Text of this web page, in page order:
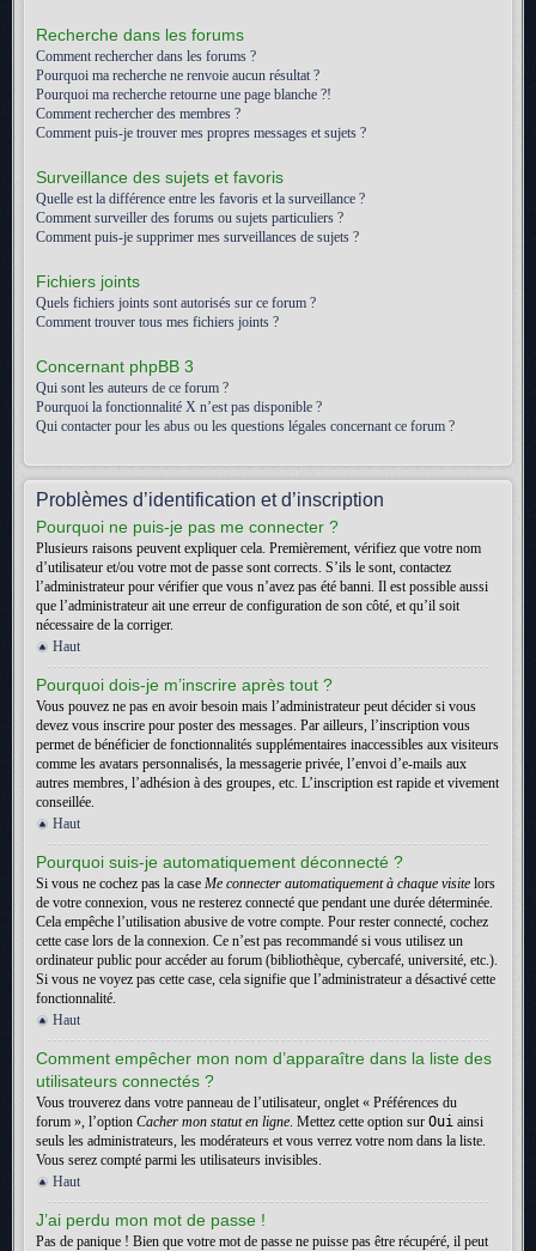
Recherche dans les forums
Comment rechercher dans les forums ?
Pourquoi ma recherche ne renvoie aucun résultat ?
Pourquoi ma recherche retourne une page blanche ?!
Comment rechercher des membres ?
Comment puis-je trouver mes propres messages et sujets ?
Surveillance des sujets et favoris
Quelle est la différence entre les favoris et la surveillance ?
Comment surveiller des forums ou sujets particuliers ?
Comment puis-je supprimer mes surveillances de sujets ?
Fichiers joints
Quels fichiers joints sont autorisés sur ce forum ?
Comment trouver tous mes fichiers joints ?
Concernant phpBB 3
Qui sont les auteurs de ce forum ?
Pourquoi la fonctionnalité X n’est pas disponible ?
Qui contacter pour les abus ou les questions légales concernant ce forum ?
Problèmes d’identification et d’inscription
Pourquoi ne puis-je pas me connecter ?
Plusieurs raisons peuvent expliquer cela. Premièrement, vérifiez que votre nom
d’utilisateur et/ou votre mot de passe sont corrects. S’ils le sont, contactez
l’administrateur pour vérifier que vous n’avez pas été banni. Il est possible aussi
que l’administrateur ait une erreur de configuration de son côté, et qu’il soit
nécessaire de la corriger.
Haut
Pourquoi dois-je m’inscrire après tout ?
Vous pouvez ne pas en avoir besoin mais l’administrateur peut décider si vous
devez vous inscrire pour poster des messages. Par ailleurs, l’inscription vous
permet de bénéficier de fonctionnalités supplémentaires inaccessibles aux visiteurs
comme les avatars personnalisés, la messagerie privée, l’envoi d’e-mails aux
autres membres, l’adhésion à des groupes, etc. L’inscription est rapide et vivement
conseillée.
Haut
Pourquoi suis-je automatiquement déconnecté ?
Si vous ne cochez pas la case Me connecter automatiquement à chaque visite lors
de votre connexion, vous ne resterez connecté que pendant une durée déterminée.
Cela empêche l’utilisation abusive de votre compte. Pour rester connecté, cochez
cette case lors de la connexion. Ce n’est pas recommandé si vous utilisez un
ordinateur public pour accéder au forum (bibliothèque, cybercafé, université, etc.).
Si vous ne voyez pas cette case, cela signifie que l’administrateur a désactivé cette
fonctionnalité.
Haut
Comment empêcher mon nom d’apparaître dans la liste des
utilisateurs connectés ?
Vous trouverez dans votre panneau de l’utilisateur, onglet « Préférences du
forum », l’option Cacher mon statut en ligne. Mettez cette option sur Oui ainsi
seuls les administrateurs, les modérateurs et vous verrez votre nom dans la liste.
Vous serez compté parmi les utilisateurs invisibles.
Haut
J’ai perdu mon mot de passe !
Pas de panique ! Bien que votre mot de passe ne puisse pas être récupéré, il peut